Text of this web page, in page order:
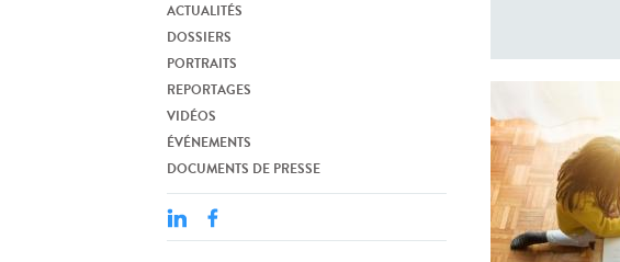
ACTUALITÉS
DOSSIERS
PORTRAITS
REPORTAGES
VIDÉOS
ÉVÉNEMENTS
DOCUMENTS DE PRESSE